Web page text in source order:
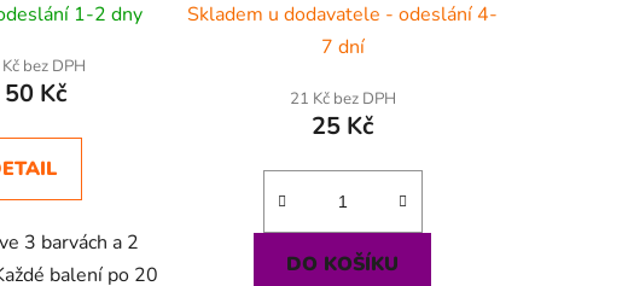
1-2 dny
bez DPH
50 Kč
3 barvách a 2
balení po 20
Skladem u dodavatele - odeslání 4-
7 dní
21 Kč bez DPH
25 Kč
DO KOŠÍKU